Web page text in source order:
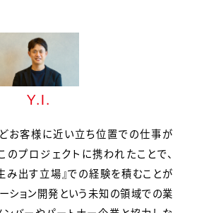
Y.I.
お客様に近い立ち位置での仕事が
のプロジェクトに携われたことで、
み出す立場』での経験を積むことが
ション開発という未知の領域での業